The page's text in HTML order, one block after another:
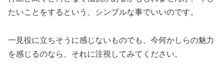
たいことをするという、シンプルな事でいいのです。
一見役に立ちそうに感じないものでも、今何かしらの魅力
を感じるのなら、それに注視してみてください。